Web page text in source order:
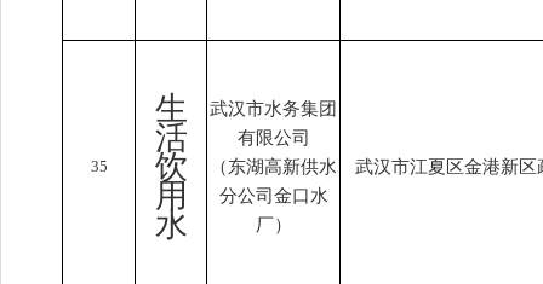
35
生
活
饮
用
水
武汉市水务集团
有限公司
（东湖高新供水
分公司金口水
厂）
武汉市江夏区金港新区